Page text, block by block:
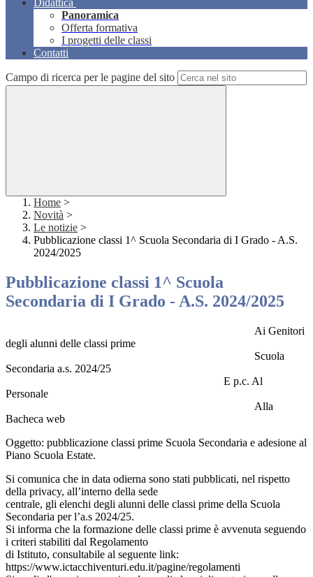
Didattica
Panoramica
Offerta formativa
I progetti delle classi
Contatti
Campo di ricerca per le pagine del sito
Home >
Novità >
Le notizie >
Pubblicazione classi 1^ Scuola Secondaria di I Grado - A.S.
2024/2025
Pubblicazione classi 1^ Scuola
Secondaria di I Grado - A.S. 2024/2025
Ai Genitori
degli alunni delle classi prime
Scuola
Secondaria a.s. 2024/25
E p.c. Al
Personale
Alla
Bacheca web
Oggetto: pubblicazione classi prime Scuola Secondaria e adesione al
Piano Scuola Estate.
Si comunica che in data odierna sono stati pubblicati, nel rispetto
della privacy, all’interno della sede
centrale, gli elenchi degli alunni delle classi prime della Scuola
Secondaria per l’a.s 2024/25.
Si informa che la formazione delle classi prime è avvenuta seguendo
i criteri stabiliti dal Regolamento
di Istituto, consultabile al seguente link:
https://www.ictacchiventuri.edu.it/pagine/regolamenti